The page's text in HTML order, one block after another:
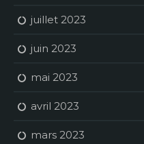
juillet 2023
juin 2023
mai 2023
avril 2023
mars 2023